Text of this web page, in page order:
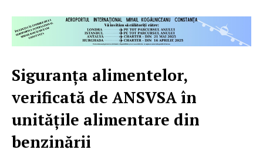
Siguranța alimentelor,
verificată de ANSVSA în
unitățile alimentare din
benzinării